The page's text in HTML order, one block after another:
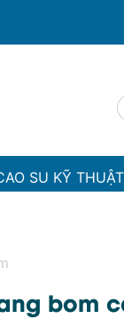
SU KỸ THUẬT
bom